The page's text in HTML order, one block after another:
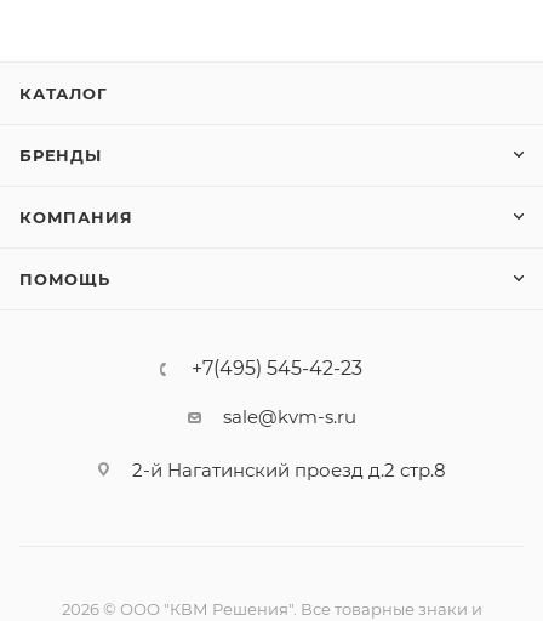
КАТАЛОГ
БРЕНДЫ
КОМПАНИЯ
ПОМОЩЬ
+7(495) 545-42-23
sale@kvm-s.ru
2-й Нагатинский проезд д.2 стр.8
2026 © ООО "КВМ Решения". Все товарные знаки и